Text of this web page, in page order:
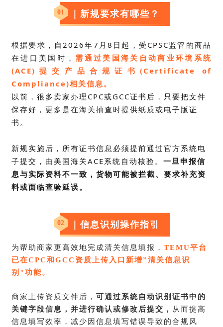
01 ｜新规要求有哪些？
根据要求，自2026年7月8日起，受CPSC监管的商品
在进口美国时， 需通过美国海关自动商业环境系统
(ACE)提交产品合规证书(Certificate of
Compliance)相关信息。
以前，很多卖家办理CPC或GCC证书 后，只要把文件
保存好，更多是在海关抽查时提供纸质或电子版证
书。
新规实施后，所有证书信息必须提前通过官方系统电
子提交，由美国海关ACE系统自动核验。 一旦申报信
息与实际资料不一致，货物可能被拦截、要求补充资
料或面临查验延误。
02 ｜信息识别操作指引
为帮助商家更高效地完成清关信息填报， TEMU平台
已在CPC和GCC资质上传入口新增”清关信息识
别"功能。
商家上传资质文件后， 可通过系统自动识别证书中的
关键字段信息，并进行确认或修改后提交，
从而提高
信息填写效率，减少因信息填写错误导致的合规风